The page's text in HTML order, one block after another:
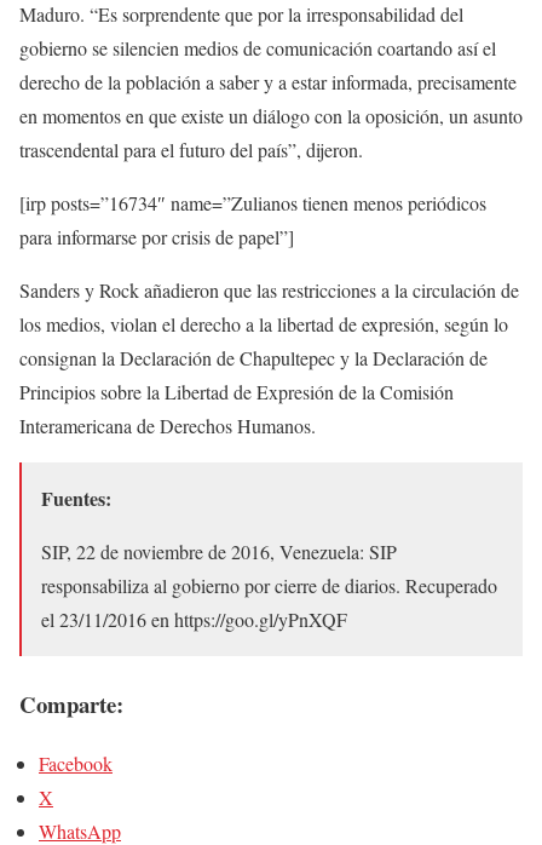
Maduro. “Es sorprendente que por la irresponsabilidad del
gobierno se silencien medios de comunicación coartando así el
derecho de la población a saber y a estar informada, precisamente
en momentos en que existe un diálogo con la oposición, un asunto
trascendental para el futuro del país”, dijeron.
[irp posts=”16734″ name=”Zulianos tienen menos periódicos
para informarse por crisis de papel”]
Sanders y Rock añadieron que las restricciones a la circulación de
los medios, violan el derecho a la libertad de expresión, según lo
consignan la Declaración de Chapultepec y la Declaración de
Principios sobre la Libertad de Expresión de la Comisión
Interamericana de Derechos Humanos.
Fuentes:
SIP, 22 de noviembre de 2016, Venezuela: SIP
responsabiliza al gobierno por cierre de diarios. Recuperado
el 23/11/2016 en https://goo.gl/yPnXQF
Comparte:
Facebook
X
WhatsApp